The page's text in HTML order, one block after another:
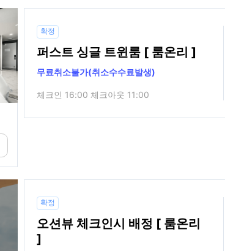
확정
퍼스트 싱글 트윈룸 [ 룸온리 ]
무료취소불가(취소수수료발생)
체크인 16:00 체크아웃 11:00
확정
오션뷰 체크인시 배정 [ 룸온리
]